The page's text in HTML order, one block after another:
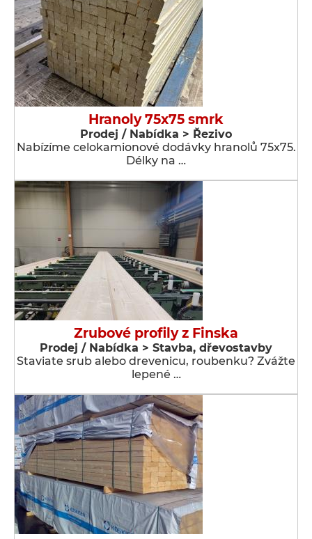
Hranoly 75x75 smrk
Prodej / Nabídka > Řezivo
Nabízíme celokamionové dodávky hranolů 75x75.
Délky na …
Zrubové profily z Finska
Prodej / Nabídka > Stavba, dřevostavby
Staviate srub alebo drevenicu, roubenku? Zvážte
lepené …